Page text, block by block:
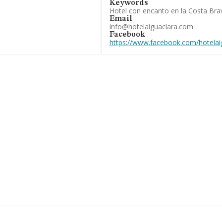
Keywords
Hotel con encanto en la Costa
Email
info@hotelaiguaclara.com
Facebook
https://www.facebook.com/